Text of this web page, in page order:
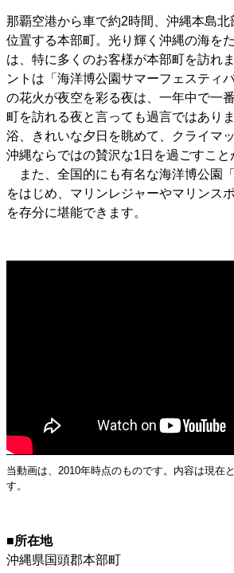
那覇空港から車で約2時間、沖縄本島
位置する本部町。光り輝く沖縄の海を
は、特に多くのお客様が本部町を訪れ
ントは「海洋博公園サマーフェスティ
の花火が夜空を彩る夜は、一年中で一
町を訪れる夜と言っても過言ではあり
浴、きれいな夕日を眺めて、クライマ
沖縄ならではの賛沢な1日を過ごすこと
また、全国的にも有名な海洋博公園「
をはじめ、マリンレジャーやマリンス
を存分に堪能できます。
当動画は、2010年時点のものです。内容は現在
す。
所在地
沖縄県国頭郡本部町